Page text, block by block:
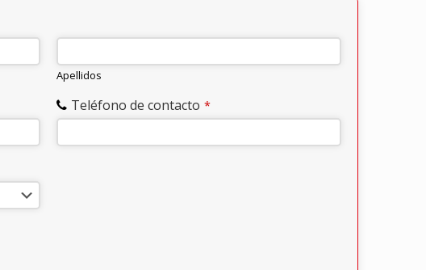
Apellidos
Teléfono de contacto *